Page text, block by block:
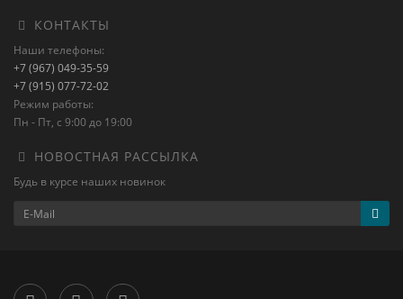
КОНТАКТЫ
Наши телефоны:
+7 (967) 049-35-59
+7 (915) 077-72-02
Режим работы:
Пн - Пт, с 9:00 до 19:00
НОВОСТНАЯ РАССЫЛКА
Будь в курсе наших новинок